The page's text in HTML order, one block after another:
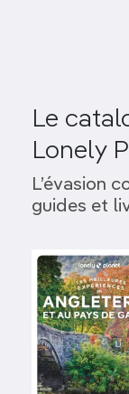
Le
Lonely
L’évasion
guides et